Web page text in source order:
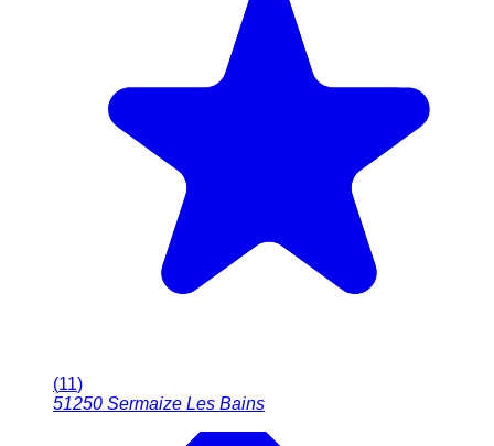
(11)
51250 Sermaize Les Bains